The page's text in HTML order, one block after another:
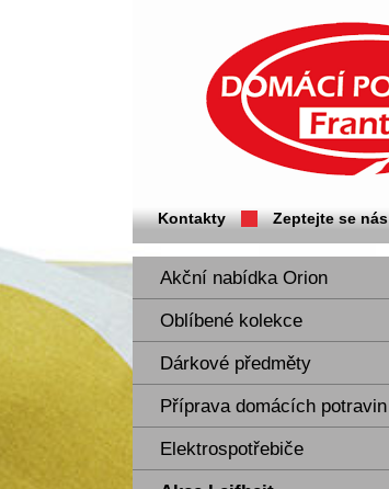
Kontakty Zeptejte se nás
Akční nabídka Orion
Oblíbené kolekce
Dárkové předměty
Příprava domácích potravin
Elektrospotřebiče